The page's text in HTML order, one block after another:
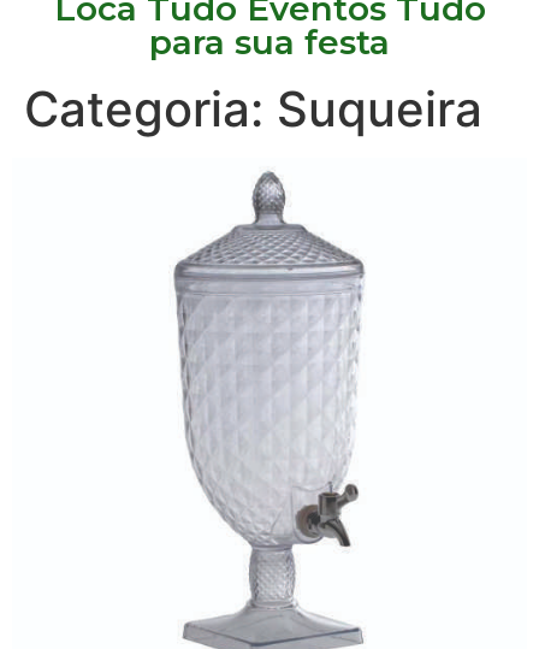
Loca Tudo Eventos Tudo
para sua festa
Categoria: Suqueira